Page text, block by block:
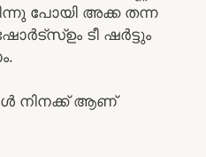
പോയി അക്ക തന്ന
ടീ ഷർട്ടും
നിനക്ക് ആണ്